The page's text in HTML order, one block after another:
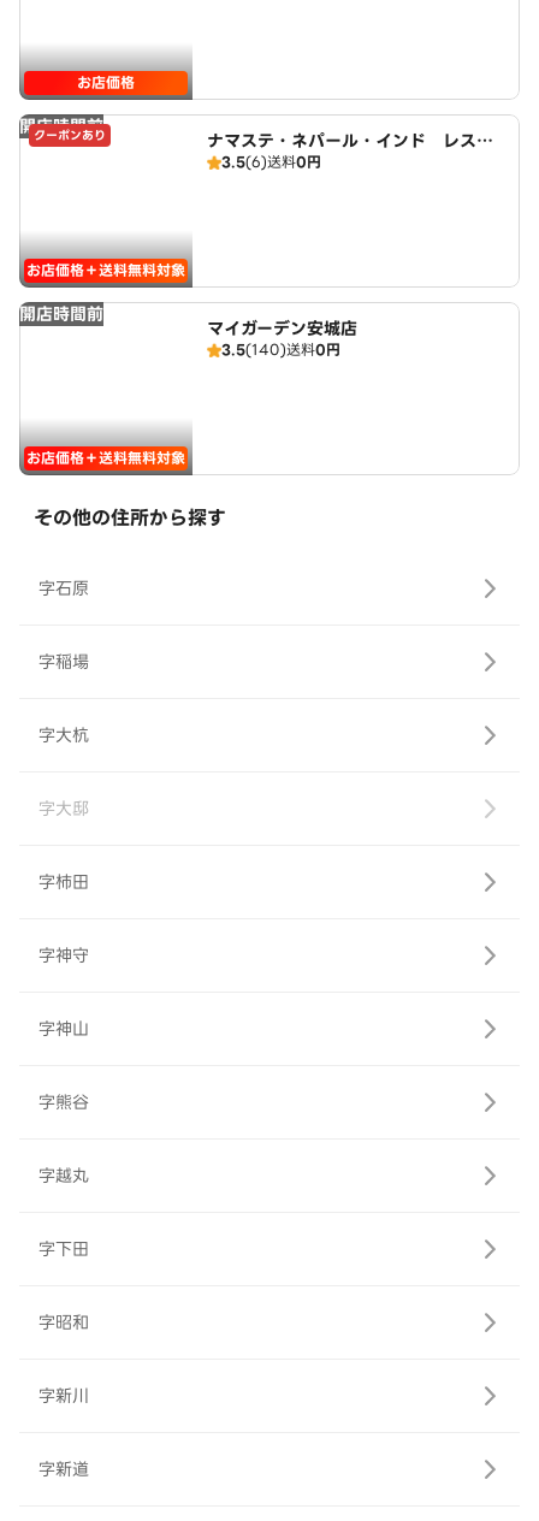
お店価格
開店時間前
クーポンあり
お店価格＋送料無料対象
ナマステ・ネパール・インド レスト
ラン
3.5(6)送料0円
開店時間前
お店価格＋送料無料対象
マイガーデン安城店
3.5(140)送料0円
その他の住所から探す
字石原
字稲場
字大杭
字大邸
字柿田
字神守
字神山
字熊谷
字越丸
字下田
字昭和
字新川
字新道